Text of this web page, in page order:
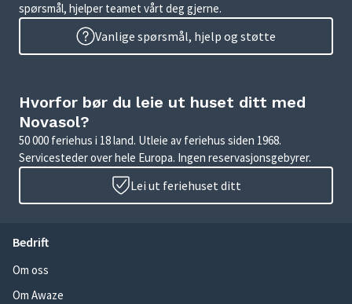
spørsmål, hjelper teamet vårt deg gjerne.
Vanlige spørsmål, hjelp og støtte
Hvorfor bør du leie ut huset ditt med
Novasol?
50 000 feriehus i 18 land. Utleie av feriehus siden 1968.
Servicesteder over hele Europa. Ingen reservasjonsgebyrer.
Lei ut feriehuset ditt
Bedrift
Om oss
Om Awaze